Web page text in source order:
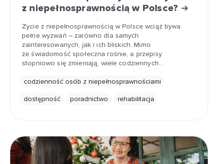
z niepełnosprawnością w Polsce?
Życie z niepełnosprawnością w Polsce wciąż bywa
pełne wyzwań – zarówno dla samych
zainteresowanych, jak i ich bliskich. Mimo
że świadomość społeczna rośnie, a przepisy
stopniowo się zmieniają, wiele codziennych…
codzienność osób z niepełnosprawnościami
dostępność poradnictwo rehabilitacja